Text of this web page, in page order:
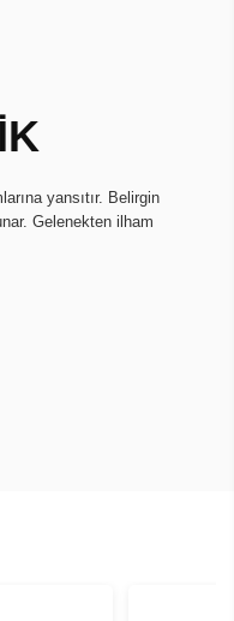
yansıtır. Belirgin
Gelenekten ilham